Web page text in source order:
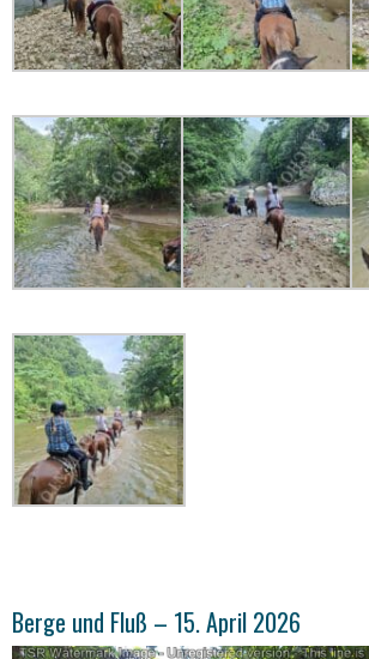
Berge und Fluß – 15. April 2026